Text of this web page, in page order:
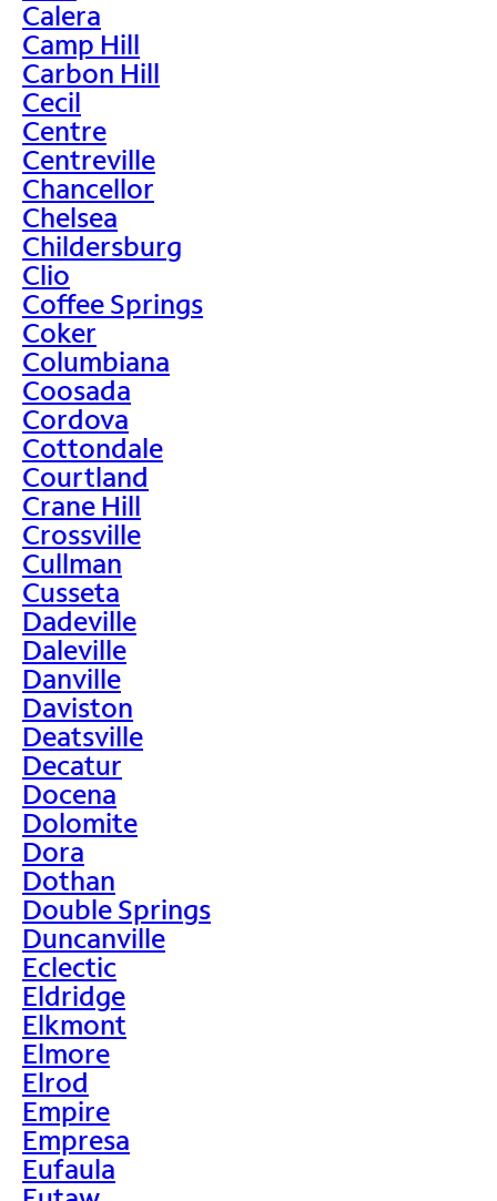
Calera
Camp Hill
Carbon Hill
Cecil
Centre
Centreville
Chancellor
Chelsea
Childersburg
Clio
Coffee Springs
Coker
Columbiana
Coosada
Cordova
Cottondale
Courtland
Crane Hill
Crossville
Cullman
Cusseta
Dadeville
Daleville
Danville
Daviston
Deatsville
Decatur
Docena
Dolomite
Dora
Dothan
Double Springs
Duncanville
Eclectic
Eldridge
Elkmont
Elmore
Elrod
Empire
Empresa
Eufaula